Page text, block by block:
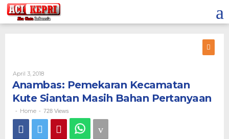
Lewati
ke
konten
April 3, 2018Oleh
Anambas: Pemekaran Kecamatan
Kute Siantan Masih Bahan Pertanyaan
- Home - 728 Views